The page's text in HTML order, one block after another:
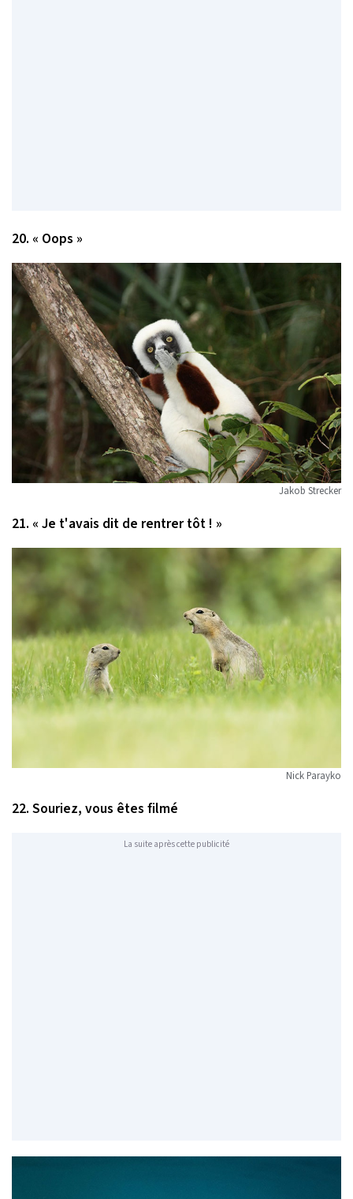
20. « Oops »
Jakob Strecker
21. « Je t'avais dit de rentrer tôt ! »
Nick Parayko
22. Souriez, vous êtes filmé
La suite après cette publicité